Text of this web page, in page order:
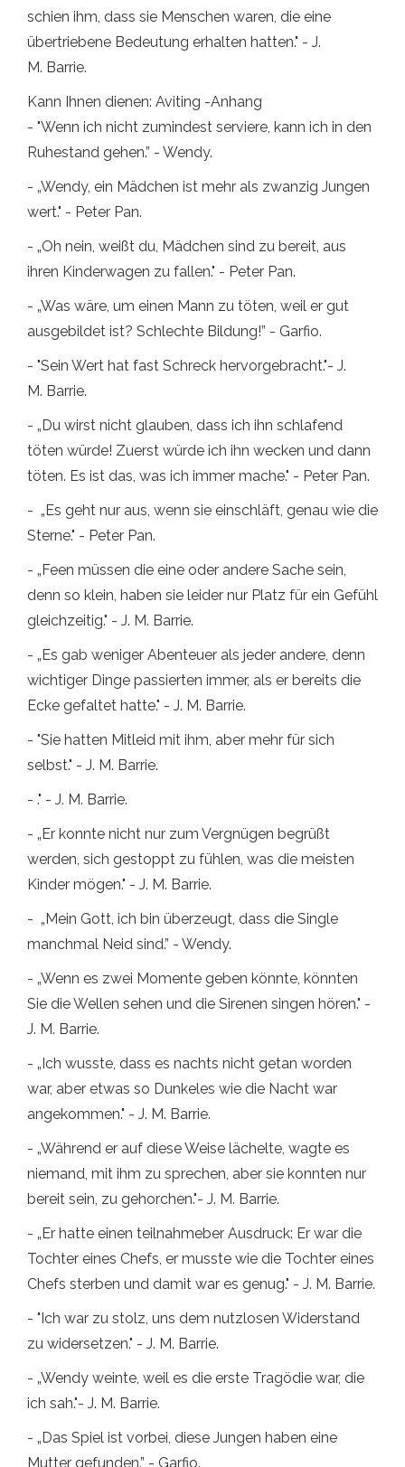
schien ihm, dass sie Menschen waren, die eine
übertriebene Bedeutung erhalten hatten." - J.
M. Barrie.
Kann Ihnen dienen: Aviting -Anhang
- "Wenn ich nicht zumindest serviere, kann ich in den
Ruhestand gehen.” - Wendy.
- „Wendy, ein Mädchen ist mehr als zwanzig Jungen
wert." - Peter Pan.
- „Oh nein, weißt du, Mädchen sind zu bereit, aus
ihren Kinderwagen zu fallen." - Peter Pan.
- „Was wäre, um einen Mann zu töten, weil er gut
ausgebildet ist? Schlechte Bildung!” - Garfio.
- "Sein Wert hat fast Schreck hervorgebracht."- J.
M. Barrie.
- „Du wirst nicht glauben, dass ich ihn schlafend
töten würde! Zuerst würde ich ihn wecken und dann
töten. Es ist das, was ich immer mache." - Peter Pan.
- „Es geht nur aus, wenn sie einschläft, genau wie die
Sterne." - Peter Pan.
- „Feen müssen die eine oder andere Sache sein,
denn so klein, haben sie leider nur Platz für ein Gefühl
gleichzeitig." - J. M. Barrie.
- „Es gab weniger Abenteuer als jeder andere, denn
wichtiger Dinge passierten immer, als er bereits die
Ecke gefaltet hatte." - J. M. Barrie.
- "Sie hatten Mitleid mit ihm, aber mehr für sich
selbst." - J. M. Barrie.
- ." - J. M. Barrie.
- „Er konnte nicht nur zum Vergnügen begrüßt
werden, sich gestoppt zu fühlen, was die meisten
Kinder mögen." - J. M. Barrie.
- „Mein Gott, ich bin überzeugt, dass die Single
manchmal Neid sind.” - Wendy.
- „Wenn es zwei Momente geben könnte, könnten
Sie die Wellen sehen und die Sirenen singen hören." -
J. M. Barrie.
- „Ich wusste, dass es nachts nicht getan worden
war, aber etwas so Dunkeles wie die Nacht war
angekommen." - J. M. Barrie.
- „Während er auf diese Weise lächelte, wagte es
niemand, mit ihm zu sprechen, aber sie konnten nur
bereit sein, zu gehorchen."- J. M. Barrie.
- „Er hatte einen teilnahmeber Ausdruck: Er war die
Tochter eines Chefs, er musste wie die Tochter eines
Chefs sterben und damit war es genug." - J. M. Barrie.
- "Ich war zu stolz, uns dem nutzlosen Widerstand
zu widersetzen." - J. M. Barrie.
- „Wendy weinte, weil es die erste Tragödie war, die
ich sah."- J. M. Barrie.
- „Das Spiel ist vorbei, diese Jungen haben eine
Mutter gefunden.” - Garfio.